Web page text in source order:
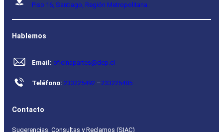
Piso 16, Santiago, Región Metropolitana.
Hablemos
Email: oficinapartes@dep.cl
Teléfono: 233225492 –233225485
Contacto
Sugerencias, Consultas y Reclamos (SIAC)